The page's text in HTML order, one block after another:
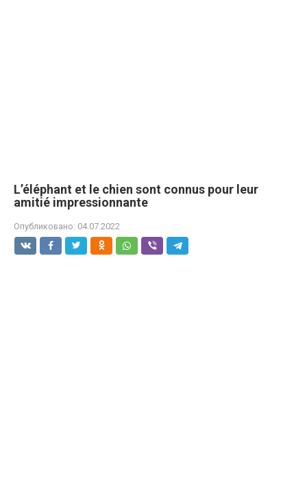
L’éléphant et le chien sont connus pour leur
amitié impressionnante
Опубликовано: 04.07.2022